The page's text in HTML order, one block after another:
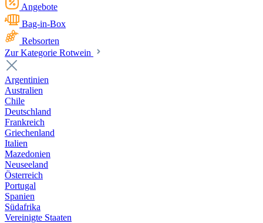
Angebote
Bag-in-Box
Rebsorten
Zur Kategorie Rotwein
Argentinien
Australien
Chile
Deutschland
Frankreich
Griechenland
Italien
Mazedonien
Neuseeland
Österreich
Portugal
Spanien
Südafrika
Vereinigte Staaten